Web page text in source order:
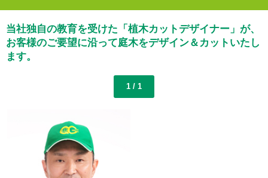
当社独自の教育を受けた「植木カットデザイナー」が、
お客様のご要望に沿って庭木をデザイン＆カットいたし
ます。
1 / 1